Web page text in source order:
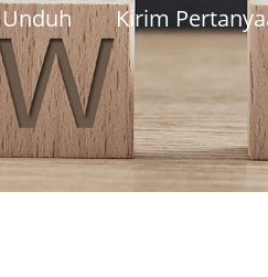
Unduh Kirim